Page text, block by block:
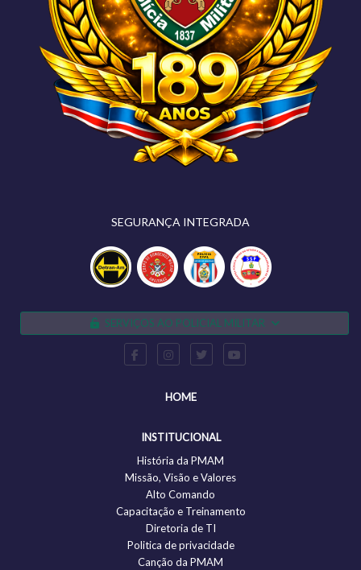
SEGURANÇA INTEGRADA
SERVIÇOS AO POLICIAL MILITAR
HOME
INSTITUCIONAL
História da PMAM
Missão, Visão e Valores
Alto Comando
Capacitação e Treinamento
Diretoria de TI
Politica de privacidade
Canção da PMAM